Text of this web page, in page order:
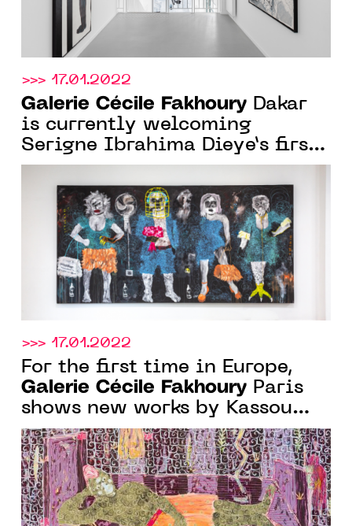
>>> 17.01.2022
Galerie Cécile Fakhoury Dakar
is currently welcoming
Serigne Ibrahima Dieye’s first
solo show in Senegal, until
Feb. 26, 2022
>>> 17.01.2022
For the first time in Europe,
Galerie Cécile Fakhoury Paris
shows new works by Kassou
Seydou, until Jan. 29, 2022